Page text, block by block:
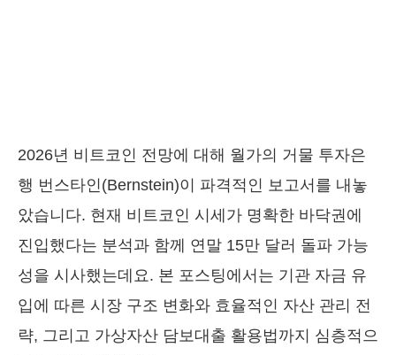
2026년 비트코인 전망에 대해 월가의 거물 투자은
행 번스타인(Bernstein)이 파격적인 보고서를 내놓
았습니다. 현재 비트코인 시세가 명확한 바닥권에
진입했다는 분석과 함께 연말 15만 달러 돌파 가능
성을 시사했는데요. 본 포스팅에서는 기관 자금 유
입에 따른 시장 구조 변화와 효율적인 자산 관리 전
략, 그리고 가상자산 담보대출 활용법까지 심층적으